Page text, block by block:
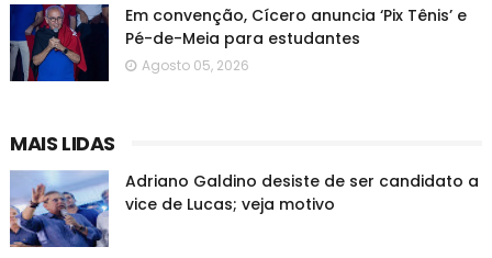
Em convenção, Cícero anuncia ‘Pix Tênis’ e
Pé-de-Meia para estudantes
Agosto 05, 2026
MAIS LIDAS
Adriano Galdino desiste de ser candidato a
vice de Lucas; veja motivo